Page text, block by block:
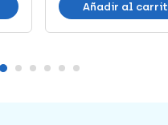
Añadir al